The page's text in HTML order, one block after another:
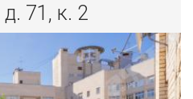
71, к. 2